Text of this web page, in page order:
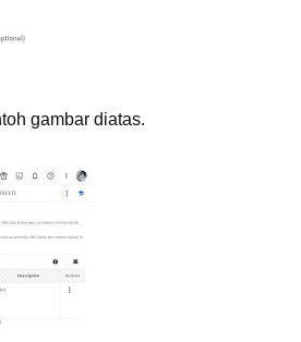
gambar diatas.